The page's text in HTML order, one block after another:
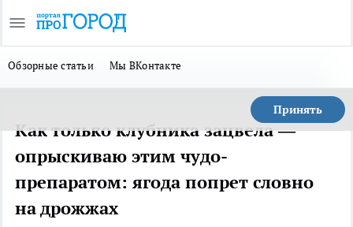
Обзорные статьи Мы ВКонтакте
Принять
Как только клубника зацвела —
опрыскиваю этим чудо-
препаратом: ягода попрет словно
на дрожжах